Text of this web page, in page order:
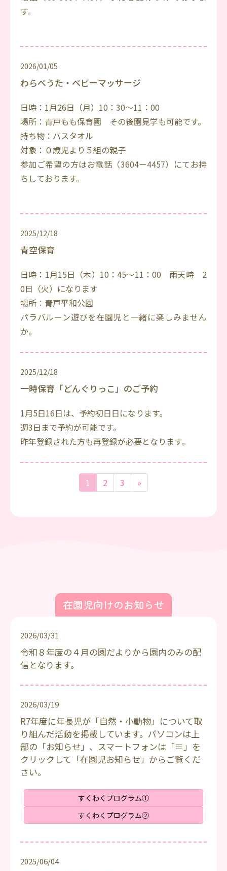
す。
2026/01/05
わらべうた・ベビーマッサージ
日時：1月26日（月）10：30～11：00
場所：青戸もも保育園 その後園見学も可能です。
持ち物：バスタオル
対象：０歳児より５組の親子
参加ご希望の方はお電話（3604－4457）にてお持
ちしております。
2025/12/18
青空保育
日時：1月15日（木）10：45～11：00 雨天時 2
0日（火）になります
場所：青戸平和公園
パラバルーン遊びを在園児と一緒に楽しみません
か。
2025/12/18
一時保育「どんぐりっこ」のご予約
1月5日16日は、予約初日日になります。
週3日まで予約が可能です。
昨年登録された方も再登録が必要となります。
1 2 3 »
在園児向けのお知らせ
2026/03/31
令和８年度の４月の園だよりから園内のみの配
信となります。
2026/03/19
R7年度に年長児が「自然・小動物」について取
り組んだ活動を掲載しています。パソコンは上
部の「お知らせ」、スマートフォンは「≡」を
クリックして「在園児お知らせ」からご覧くだ
さい。
すくわくプログラム①
すくわくプログラム②
2025/06/04